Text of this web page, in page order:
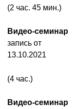
(2 час. 45 мин.)
Видео-семинар
запись от
13.10.2021
(4 час.)
Видео-семинар